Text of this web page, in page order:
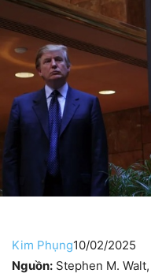
Kim Phụng10/02/2025
Nguồn: Stephen M. Walt,